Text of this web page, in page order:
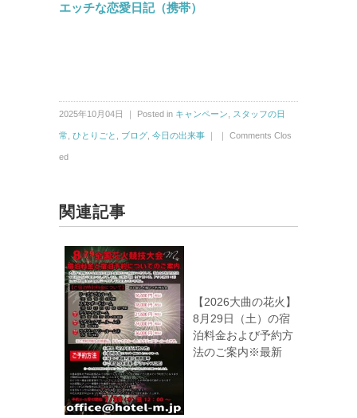
エッチな恋愛日記（携帯）
2025年10月04日 ｜ Posted in キャンペーン スタッフの日
常 ひとりごと ブログ 今日の出来事 ｜ ｜ Comments Clos
ed
関連記事
【2026大曲の花火】
8月29日（土）の宿
泊料金および予約方
法のご案内※最新